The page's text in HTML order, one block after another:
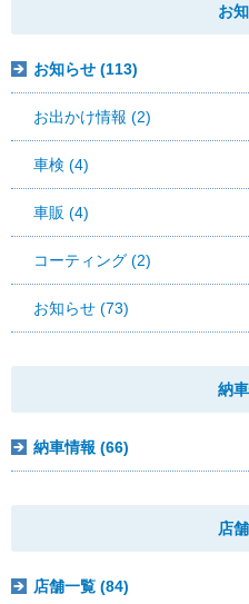
お
お知らせ (113)
お出かけ情報 (2)
車検 (4)
車販 (4)
コーティング (2)
お知らせ (73)
納
納車情報 (66)
店
店舗一覧 (84)